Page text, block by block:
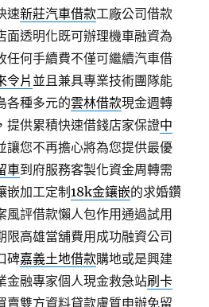
速新莊汽車借款工廠公司借款
面透明化既可辦理機車融資為
任何手續費不僅可繼續汽車借
令片 並且兼具專業技術團隊能
各種多元的雲林借款現金週轉
提供累積快速借錢店家保證中
讓您不再擔心將為您提供最優
車到府服務客製化資金周轉需
嵌加工定制18k金鑲嵌的求婚鑽
風評借款懶人包作用通過試用
限高雄當舖費用成功融資公司
碑嘉義土地借款購地或是興建
金融專家個人現金救急站刷卡
賣雙方資料貸款膚質申辦免留